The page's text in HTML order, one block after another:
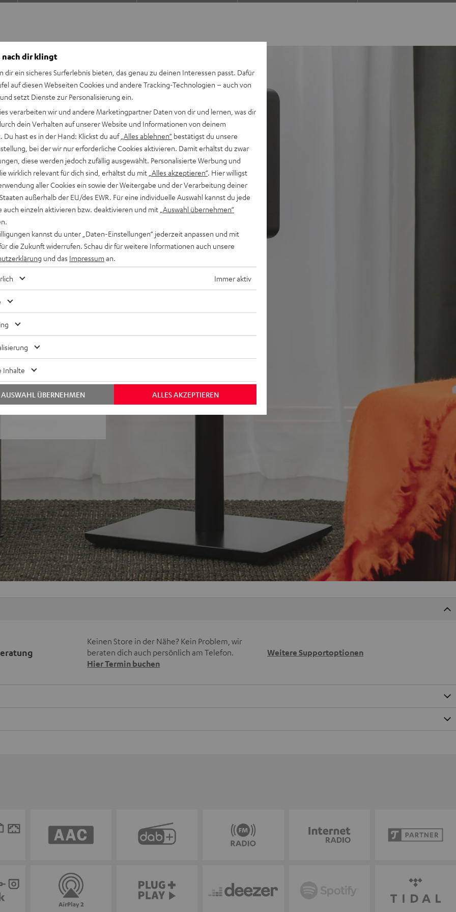
genießt du
sind bestens
MusicCast. Spare
20 (Mk4)
TV-Ton und Games in
an 4 Ohm (bei 1 kHz, 0.7 %
Pure Direct-Modus,
Subwoofer-Ausgang für
Auto-Power-
homogenem Klangbild
mit
oder Wandhalter
breiter
feine
Lackfront und wertigen
inklusive
und Antenne
Keinen Store in der Nähe? Kein Problem, wir
beraten dich auch persönlich am Telefon.
Hier Termin buchen
Weitere Supportoptionen
nach dir klingt
dir ein sicheres Surferlebnis bieten, das genau zu deinen Interessen passt. Dafür
auf diesen Webseiten Cookies und andere Tracking-Technologien – auch von
setzt Dienste zur Personalisierung ein.
verarbeiten wir und andere Marketingpartner Daten von dir und lernen, was dir
dein Verhalten auf unserer Website und Informationen von deinem
Du hast es in der Hand: Klickst du auf „Alles ablehnen“ bestätigst du unsere
bei der wir nur erforderliche Cookies aktivieren. Damit erhältst du zwar
diese werden jedoch zufällig ausgewählt. Personalisierte Werbung und
wirklich relevant für dich sind, erhältst du mit „Alles akzeptieren“. Hier willigst
aller Cookies ein sowie der Weitergabe und der Verarbeitung deiner
außerhalb der EU/des EWR. Für eine individuelle Auswahl kannst du jede
auch einzeln aktivieren bzw. deaktivieren und mit „Auswahl übernehmen“
kannst du unter „Daten-Einstellungen“ jederzeit anpassen und mit
die Zukunft widerrufen. Schau dir für weitere Informationen auch unsere
und das Impressum an.
Immer aktiv
Inhalte
ALLES AKZEPTIEREN
AUSWAHL ÜBERNEHMEN